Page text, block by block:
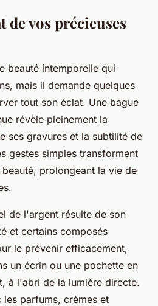
de vos précieuses
beauté intemporelle qui
mais il demande quelques
tout son éclat. Une bague
révèle pleinement la
ses gravures et la subtilité de
gestes simples transforment
prolongeant la vie de
de l'argent résulte de son
et certains composés
le prévenir efficacement,
un écrin ou une pochette en
à l'abri de la lumière directe.
parfums, crèmes et